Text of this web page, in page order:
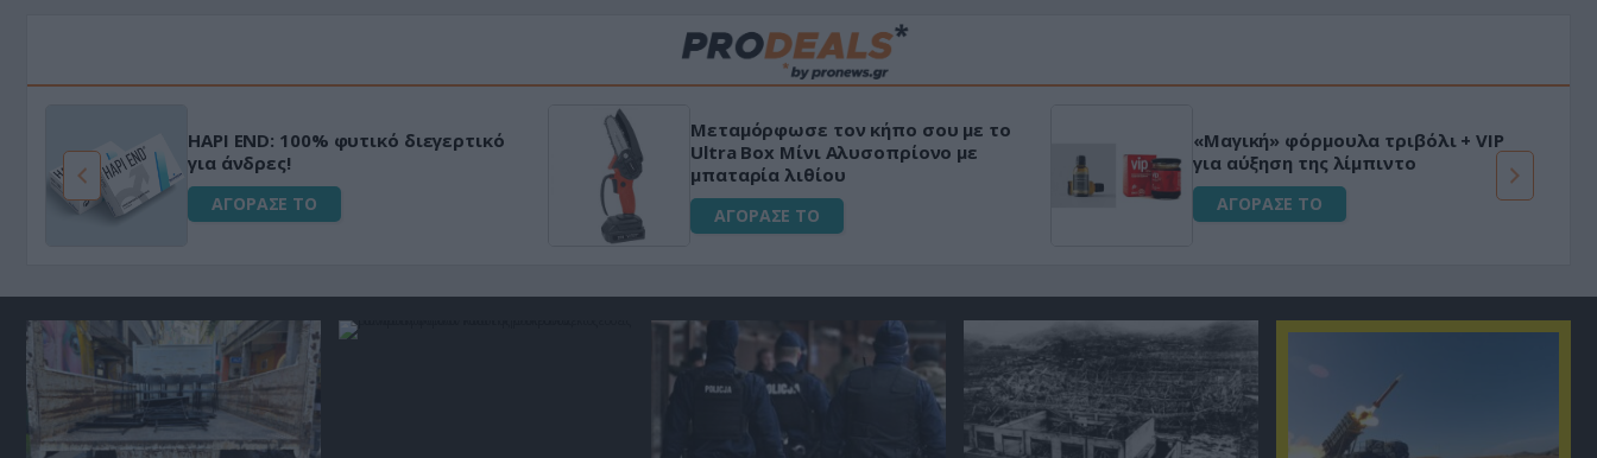
HAPI END: 100% φυτικό διεγερτικό
για άνδρες!
ΑΓΟΡΑΣΕ ΤΟ
Μεταμόρφωσε τον κήπο σου με το
Ultra Box Μίνι Αλυσοπρίονο με
μπαταρία λιθίου
ΑΓΟΡΑΣΕ ΤΟ
«Μαγική» φόρμουλα τριβόλι + VIP
για αύξηση της λίμπιντο
ΑΓΟΡΑΣΕ ΤΟ